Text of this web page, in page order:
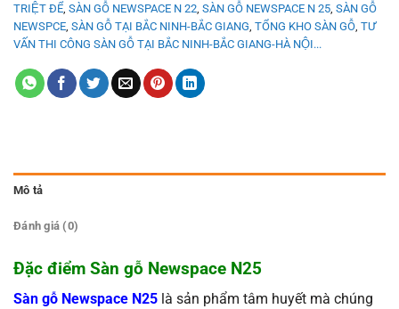
TRIỆT ĐỂ SÀN GỖ NEWSPACE N 22 SÀN GỖ NEWSPACE N 25 SÀN GỖ
NEWSPCE SÀN GỖ TẠI BẮC NINH-BẮC GIANG TỔNG KHO SÀN GỖ TƯ
VẤN THI CÔNG SÀN GỖ TẠI BẮC NINH-BẮC GIANG-HÀ NỘI...
Mô tả
Đánh giá (0)
Đặc điểm Sàn gỗ Newspace N25
Sàn gỗ Newspace N25 là sản phẩm tâm huyết mà chúng